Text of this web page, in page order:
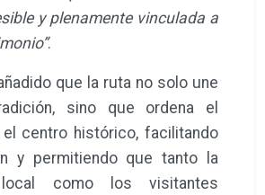
y plenamente vinculada a
.
que la ruta no solo une
sino que ordena el
centro histórico, facilitando
y permitiendo que tanto la
local como los visitantes